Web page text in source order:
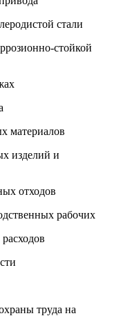
стали
стойкой
на ножах
станка
материалов
изделий и
отходов
рабочих
расходов
труда на